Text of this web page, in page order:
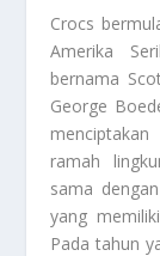
Crocs
Amerika
bernama
George
ramah
sama
yang
Pada tahun